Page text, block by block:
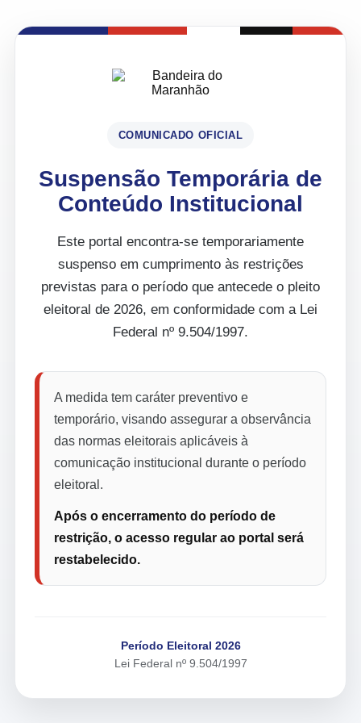
COMUNICADO OFICIAL
Suspensão Temporária de
Conteúdo Institucional
Este portal encontra-se temporariamente
suspenso em cumprimento às restrições
previstas para o período que antecede o pleito
eleitoral de 2026, em conformidade com a Lei
Federal nº 9.504/1997.
A medida tem caráter preventivo e
temporário, visando assegurar a observância
das normas eleitorais aplicáveis à
comunicação institucional durante o período
eleitoral.
Após o encerramento do período de
restrição, o acesso regular ao portal será
restabelecido.
Período Eleitoral 2026
Lei Federal nº 9.504/1997